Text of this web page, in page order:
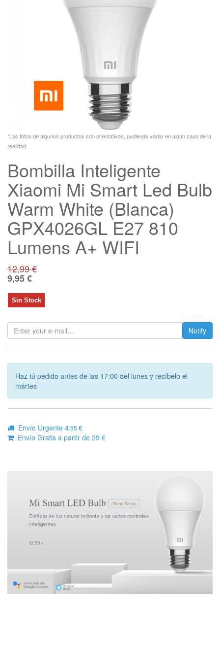
*Las fotos de algunos productos son orientativas, pudiendo variar en algún caso de la
realidad.
Bombilla Inteligente
Xiaomi Mi Smart Led Bulb
Warm White (Blanca)
GPX4026GL E27 810
Lumens A+ WIFI
12,99€
9,95€
Sin Stock
Notify
Haz tú pedido antes de las 17:00 del lunes y recíbelo el
martes
Envío Urgente 4.95 €
Envío Gratis a partir de 29 €